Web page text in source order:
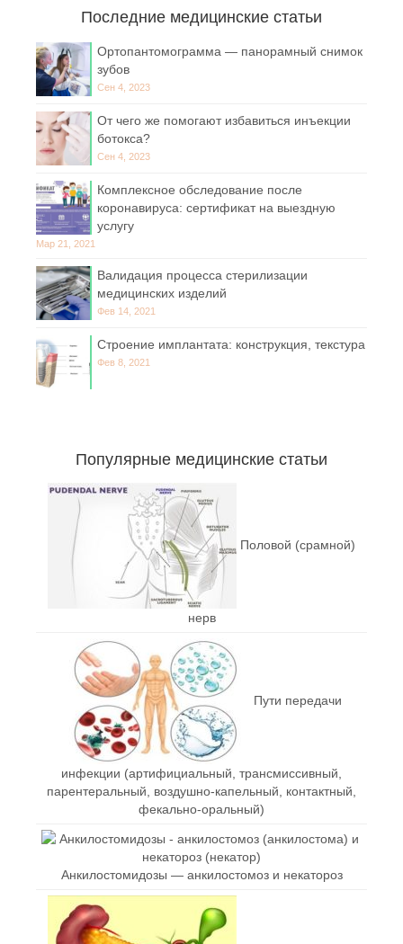
Последние медицинские статьи
Ортопантомограмма — панорамный снимок
зубов
Сен 4, 2023
От чего же помогают избавиться инъекции
ботокса?
Сен 4, 2023
Комплексное обследование после
коронавируса: сертификат на выездную
услугу
Мар 21, 2021
Валидация процесса стерилизации
медицинских изделий
Фев 14, 2021
Строение имплантата: конструкция, текстура
Фев 8, 2021
Популярные медицинские статьи
Половой (срамной)
нерв
Пути передачи
инфекции (артифициальный, трансмиссивный,
парентеральный, воздушно-капельный, контактный,
фекально-оральный)
Анкилостомидозы — анкилостомоз и некатороз